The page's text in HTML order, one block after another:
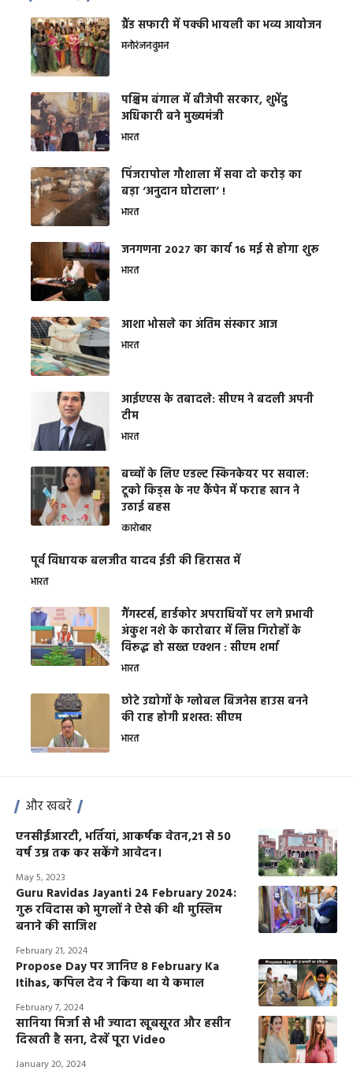
ग्रैंड सफारी में पक्की भायली का भव्य आयोजन
मनोरंजनवुमन
पश्चिम बंगाल में बीजेपी सरकार, शुभेंदु
अधिकारी बने मुख्यमंत्री
भारत
​पिंजरापोल गौशाला में सवा दो करोड़ का
बड़ा ‘अनुदान घोटाला’ !
भारत
जनगणना 2027 का कार्य 16 मई से होगा शुरू
भारत
आशा भोसले का अंतिम संस्कार आज
भारत
आईएएस के तबादले: सीएम ने बदली अपनी
टीम
भारत
बच्चों के लिए एडल्ट स्किनकेयर पर सवाल:
टूको किड्स के नए कैंपेन में फराह खान ने
उठाई बहस
कारोबार
पूर्व विधायक बलजीत यादव ईडी की हिरासत में
भारत
गैंगस्टर्स, हार्डकोर अपराधियों पर लगे प्रभावी
अंकुश नशे के कारोबार में लिप्त गिरोहों के
विरूद्ध हो सख्त एक्शन : सीएम शर्मा
भारत
छोटे उद्योगों के ग्लोबल बिजनेस हाउस बनने
की राह होगी प्रशस्त: सीएम
भारत
और खबरें
एनसीईआरटी, भर्तियां, आकर्षक वेतन,21 से 50
वर्ष उम्र तक कर सकेंगे आवेदन।
May 5, 2023
Guru Ravidas Jayanti 24 February 2024:
गुरू रविदास को मुगलों ने ऐसे की थी मुस्लिम
बनाने की साजिश
February 21, 2024
Propose Day पर जानिए 8 February Ka
Itihas, कपिल देव ने किया था ये कमाल
February 7, 2024
सानिया मिर्जा से भी ज्यादा खूबसूरत और हसीन
दिखती है सना, देखें पूरा Video
January 20, 2024